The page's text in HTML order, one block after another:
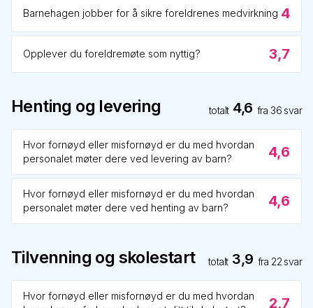
Barnehagen jobber for å sikre foreldrenes medvirkning 4
Opplever du foreldremøte som nyttig? 3,7
Henting og levering totalt 4,6 fra 36 svar
Hvor fornøyd eller misfornøyd er du med hvordan
personalet møter dere ved levering av barn?
4,6
Hvor fornøyd eller misfornøyd er du med hvordan
personalet møter dere ved henting av barn?
4,6
Tilvenning og skolestart totalt 3,9 fra 22 svar
Hvor fornøyd eller misfornøyd er du med hvordan
2,7